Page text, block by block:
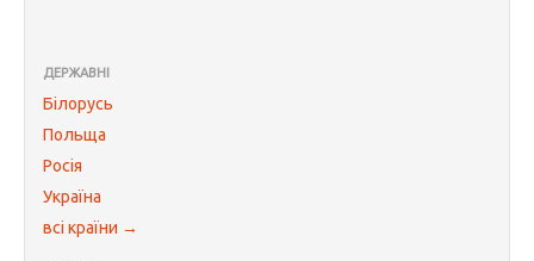
ДЕРЖАВНІ
Білорусь
Польща
Росія
Україна
всі країни →